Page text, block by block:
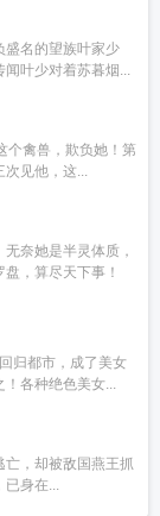
盛名的望族叶家少
闻叶少对着苏暮烟...
个禽兽，欺负她！第
次见他，这...
奈她是半灵体质，
，算尽天下事！
归都市，成了美女
！各种绝色美女...
亡，却被敌国燕王抓
已身在...